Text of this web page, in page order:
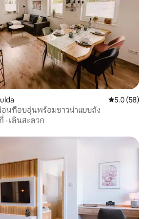
คะแนนเฉลี่ย
5.0 (58)
นที่อบอุ่นพร้อมซาวน่าแบบถัง
· เดินสะดวก